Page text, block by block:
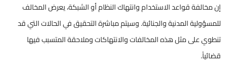
إن مخالفة قواعد الاستخدام وانتهاك النظام أو الشبكة، يعرض المخالف
للمسؤولية المدنية والجنائية. وسيتم مباشرة التحقيق في الحالات التي قد
تنطوي على مثل هذه المخالفات والانتهاكات وملاحقة المتسبب فيها
قضائياً.